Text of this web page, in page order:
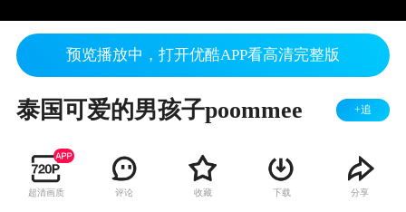
预览播放中，打开优酷APP看高清完整版
泰国可爱的男孩子poommee +追
超清画质 评论 收藏 下载 分享